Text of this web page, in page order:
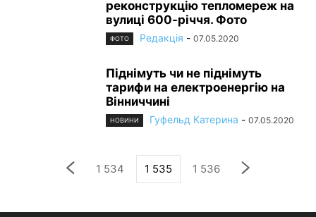
реконструкцію тепломереж на
вулиці 600-річчя. Фото
ФОТО Редакція - 07.05.2020
Піднімуть чи не піднімуть
тарифи на електроенергію на
Вінниччині
НОВИНИ Гуфельд Катерина - 07.05.2020
1 534 1 535 1 536